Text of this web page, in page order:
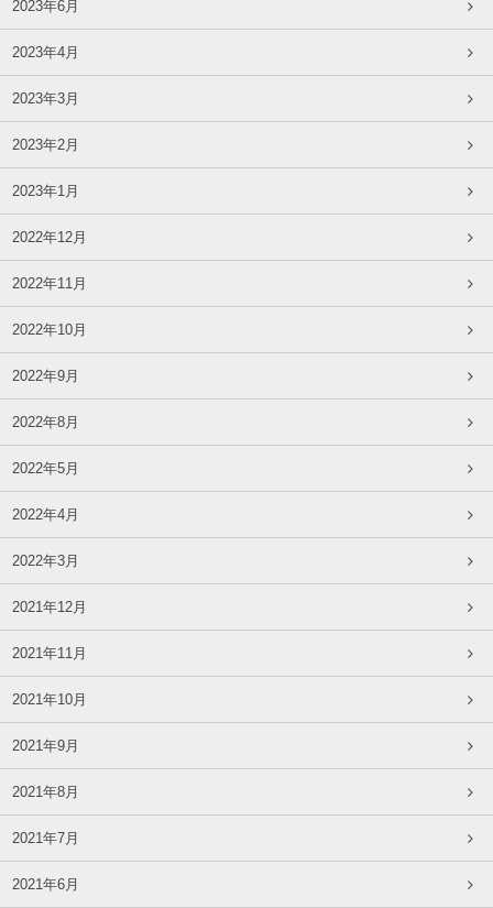
2023年6月
2023年4月
2023年3月
2023年2月
2023年1月
2022年12月
2022年11月
2022年10月
2022年9月
2022年8月
2022年5月
2022年4月
2022年3月
2021年12月
2021年11月
2021年10月
2021年9月
2021年8月
2021年7月
2021年6月